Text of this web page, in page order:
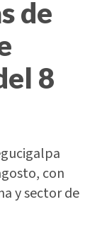
de
8
con
y sector de